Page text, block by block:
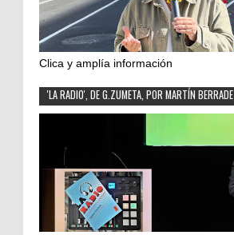
Clica y amplía información
'LA RADIO', DE G.ZUMETA, POR MARTÍN BERRADE